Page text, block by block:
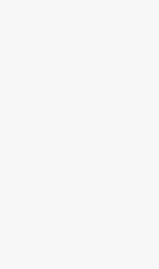
prédiction est
ces
Lancez des